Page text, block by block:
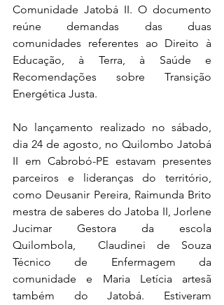
Comunidade Jatobá II. O documento
reúne demandas das duas
comunidades referentes ao Direito à
Educação, à Terra, à Saúde e
Recomendações sobre Transição
Energética Justa.
No lançamento realizado no sábado,
dia 24 de agosto, no Quilombo Jatobá
II em Cabrobó-PE estavam presentes
parceiros e lideranças do território,
como Deusanir Pereira, Raimunda Brito
mestra de saberes do Jatoba II, Jorlene
Jucimar Gestora da escola
Quilombola,  Claudinei de Souza
Técnico de Enfermagem da
comunidade e Maria Letícia artesã
também do Jatobá. Estiveram